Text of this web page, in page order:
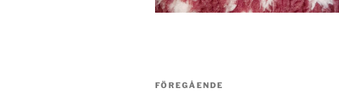
Inläggsnavigering
Föregående
FÖREGÅENDE